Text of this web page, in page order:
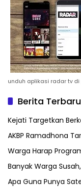
unduh aplikasi radar tv
Berita Terbaru
Kejati Targetkan
AKBP Ramadhona
Warga Harap
Banyak Warga
Apa Guna Punya